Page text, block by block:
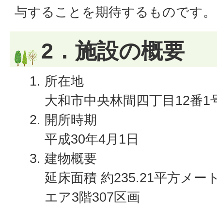
与することを期待するものです。
2．施設の概要
所在地
大和市中央林間四丁目12番1
開所時期
平成30年4月1日
建物概要
延床面積 約235.21平方メー
エア3階307区画